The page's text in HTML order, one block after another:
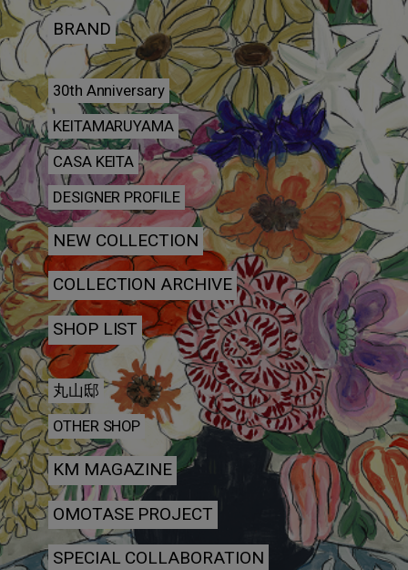
BRAND
30th Anniversary
KEITAMARUYAMA
CASA KEITA
DESIGNER PROFILE
NEW COLLECTION
COLLECTION ARCHIVE
SHOP LIST
丸山邸
OTHER SHOP
KM MAGAZINE
OMOTASE PROJECT
SPECIAL COLLABORATION